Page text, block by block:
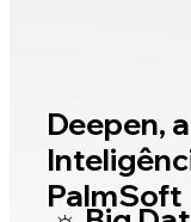
Deepen,
PalmSoft